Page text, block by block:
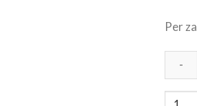
Per